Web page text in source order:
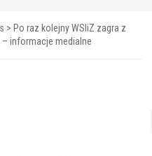
> Po raz kolejny WSIiZ zagra z
– informacje medialne